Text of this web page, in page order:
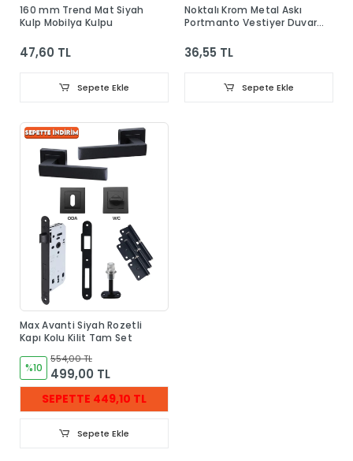
160 mm Trend Mat Siyah
Kulp Mobilya Kulpu
47,60 TL
Sepete Ekle
Noktalı Krom Metal Askı
Portmanto Vestiyer Duvar
36,55 TL
Sepete Ekle
Max Avanti Siyah Rozetli
Kapı Kolu Kilit Tam Set
%10
554,00 TL
499,00 TL
SEPETTE 449,10 TL
Sepete Ekle